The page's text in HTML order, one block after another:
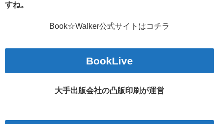
すね。
Book☆Walker公式サイトはコチラ
BookLive
大手出版会社の凸版印刷が運営